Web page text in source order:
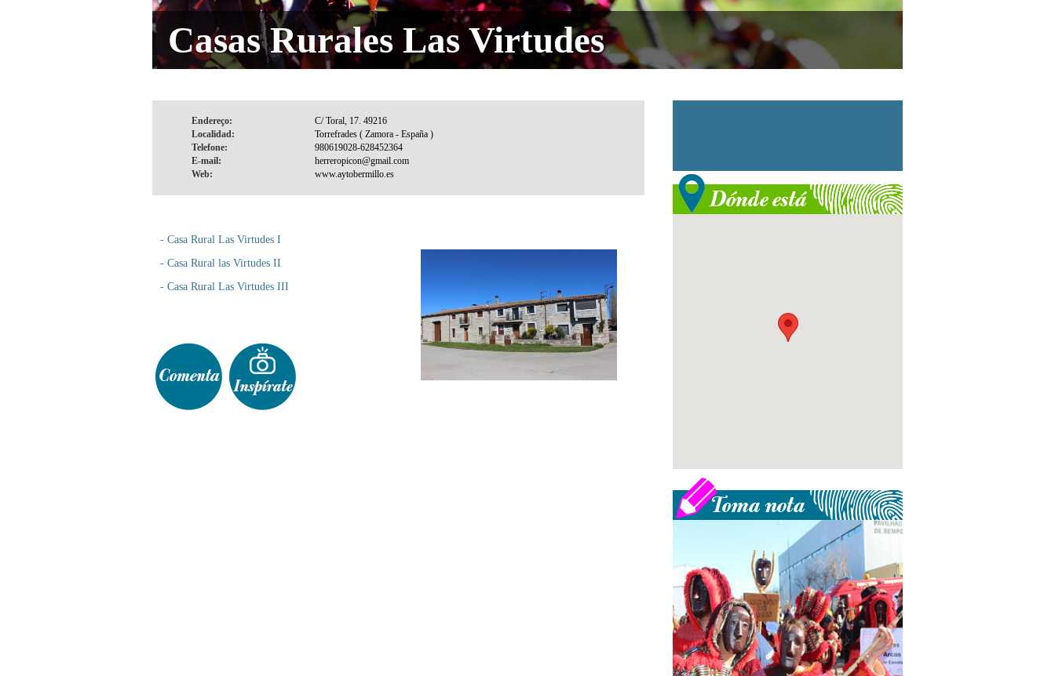
Casas Rurales Las Virtudes
Endereço:
Localidad:
Telefone:
E-mail:
Web:
- Casa Rural Las Virtudes I
- Casa Rural las Virtudes II
- Casa Rural Las Virtudes III